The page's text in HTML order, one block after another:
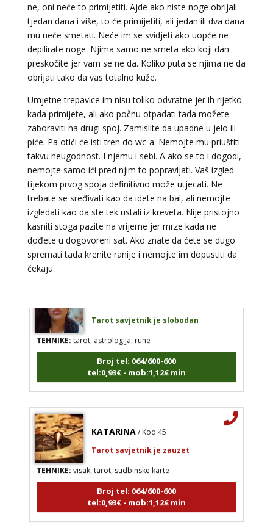
ne, oni neće to primijetiti. Ajde ako niste noge obrijali
tjedan dana i više, to će primijetiti, ali jedan ili dva dana
mu neće smetati. Neće im se svidjeti ako uopće ne
depilirate noge. Njima samo ne smeta ako koji dan
preskočite jer vam se ne da. Koliko puta se njima ne da
obrijati tako da vas totalno kuže.
Umjetne trepavice im nisu toliko odvratne jer ih rijetko
kada primijete, ali ako počnu otpadati tada možete
zaboraviti na drugi spoj. Zamislite da upadne u jelo ili
piće. Pa otići će isti tren do wc-a. Nemojte mu priuštiti
takvu neugodnost. I njemu i sebi. A ako se to i dogodi,
nemojte samo ići pred njim to popravljati. Vaš izgled
tijekom prvog spoja definitivno može utjecati. Ne
trebate se sređivati kao da idete na bal, ali nemojte
izgledati kao da ste tek ustali iz kreveta. Nije pristojno
kasniti stoga pazite na vrijeme jer mrze kada ne
dođete u dogovoreni sat. Ako znate da ćete se dugo
spremati tada krenite ranije i nemojte im dopustiti da
čekaju.
LUCIJA / Kod #136
Tarot savjetnik je zauzet
TEHNIKE: sudbinske karte, anđeoske poruke
Broj tel: 064/600-600
tel:0,93€ - mob:1,12€ min
EMA/ Kod 30
Tarot savjetnik je zauzet
TEHNIKE:
astrologija, tarot, lenormand karte, sudbinske
karte, numerologija
Broj tel: 064/600-600
tel:0,93€ - mob:1,12€ min
TEHNIKE:tarot, astrologija, rune
Broj tel: 064/600-600
tel:0,93€ - mob:1,12€ min
TEHNIKE:visak, tarot, sudbinske karte
Broj tel: 064/600-600
tel:0,93€ - mob:1,12€ min